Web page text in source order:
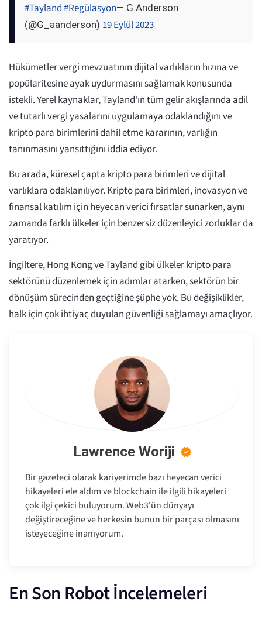
#Tayland#Regülasyon— G.Anderson
(@G_aanderson) 19 Eylül 2023
Hükümetler vergi mevzuatının dijital varlıkların hızına ve
popülaritesine ayak uydurmasını sağlamak konusunda
istekli. Yerel kaynaklar, Tayland'ın tüm gelir akışlarında adil
ve tutarlı vergi yasalarını uygulamaya odaklandığını ve
kripto para birimlerini dahil etme kararının, varlığın
tanınmasını yansıttığını iddia ediyor.
Bu arada, küresel çapta kripto para birimleri ve dijital
varlıklara odaklanılıyor. Kripto para birimleri, inovasyon ve
finansal katılım için heyecan verici fırsatlar sunarken, aynı
zamanda farklı ülkeler için benzersiz düzenleyici zorluklar da
yaratıyor.
İngiltere, Hong Kong ve Tayland gibi ülkeler kripto para
sektörünü düzenlemek için adımlar atarken, sektörün bir
dönüşüm sürecinden geçtiğine şüphe yok. Bu değişiklikler,
halk için çok ihtiyaç duyulan güvenliği sağlamayı amaçlıyor.
Lawrence Woriji
Bir gazeteci olarak kariyerimde bazı heyecan verici
hikayeleri ele aldım ve blockchain ile ilgili hikayeleri
çok ilgi çekici buluyorum. Web3'ün dünyayı
değiştireceğine ve herkesin bunun bir parçası olmasını
isteyeceğine inanıyorum.
En Son Robot İncelemeleri